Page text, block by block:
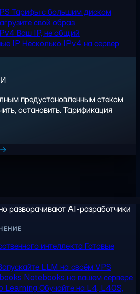
Тарифы с большим диском
свой образ
Ваш IP, не общий
IP Несколько IPv4 на сервер
предустановленным стеком
остановить. Тарификация
разворачивают AI-разработчики
интеллектаГотовые
LLM на своём VPS
Notebooks на вашем сервере
Learning Обучайте на L4, L40S,